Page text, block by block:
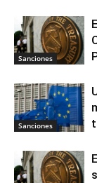
Sanciones
Sanciones